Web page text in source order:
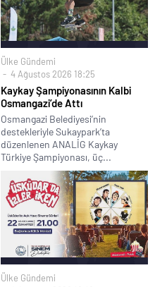
Ülke Gündemi
4 Ağustos 2026 18:25
Kaykay Şampiyonasının Kalbi
Osmangazi’de Attı
Osmangazi Belediyesi’nin
destekleriyle Sukaypark’ta
düzenlenen ANALİG Kaykay
Türkiye Şampiyonası, üç...
Ülke Gündemi